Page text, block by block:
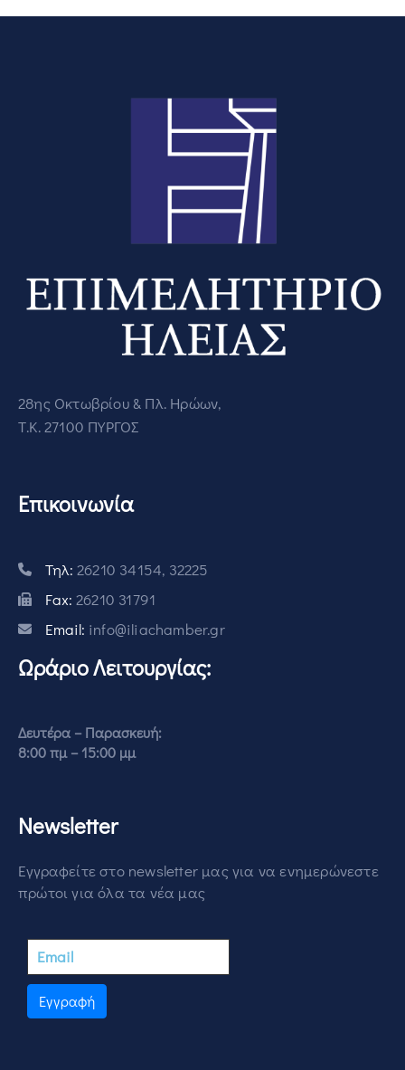
28ης Οκτωβρίου & Πλ. Ηρώων,
Τ.Κ. 27100 ΠΥΡΓΟΣ
Επικοινωνία
Τηλ: 26210 34154, 32225
Fax: 26210 31791
Email: info@iliachamber.gr
Ωράριο Λειτουργίας:
Δευτέρα – Παρασκευή:
8:00 πμ – 15:00 μμ
Newsletter
Εγγραφείτε στο newsletter μας για να ενημερώνεστε
πρώτοι για όλα τα νέα μας
Εγγραφή